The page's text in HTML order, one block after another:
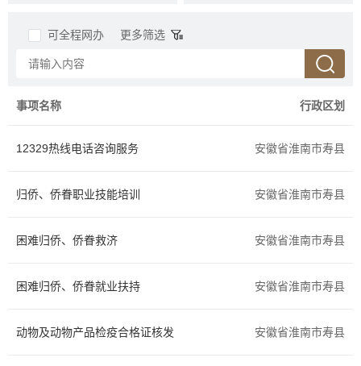
教育科研
就业创业
交通出行 旅游观光
出境入境 消费维权
可全程网办 更多筛选
事项名称 行政区划
12329热线电话咨询服务 安徽省淮南市寿县
归侨、侨眷职业技能培训 安徽省淮南市寿县
困难归侨、侨眷救济 安徽省淮南市寿县
困难归侨、侨眷就业扶持 安徽省淮南市寿县
动物及动物产品检疫合格证核发 安徽省淮南市寿县